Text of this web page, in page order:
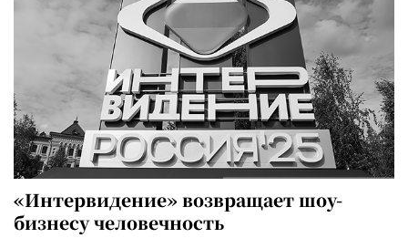
«Интервидение» возвращает шоу-
бизнесу человечность